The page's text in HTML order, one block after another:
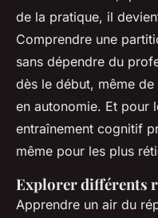
de la pratique, il
Comprendre une
sans dépendre du
dès le début, même
en autonomie. Et pour
entraînement cognitif
même pour les plus
Explorer différents
Apprendre un air du